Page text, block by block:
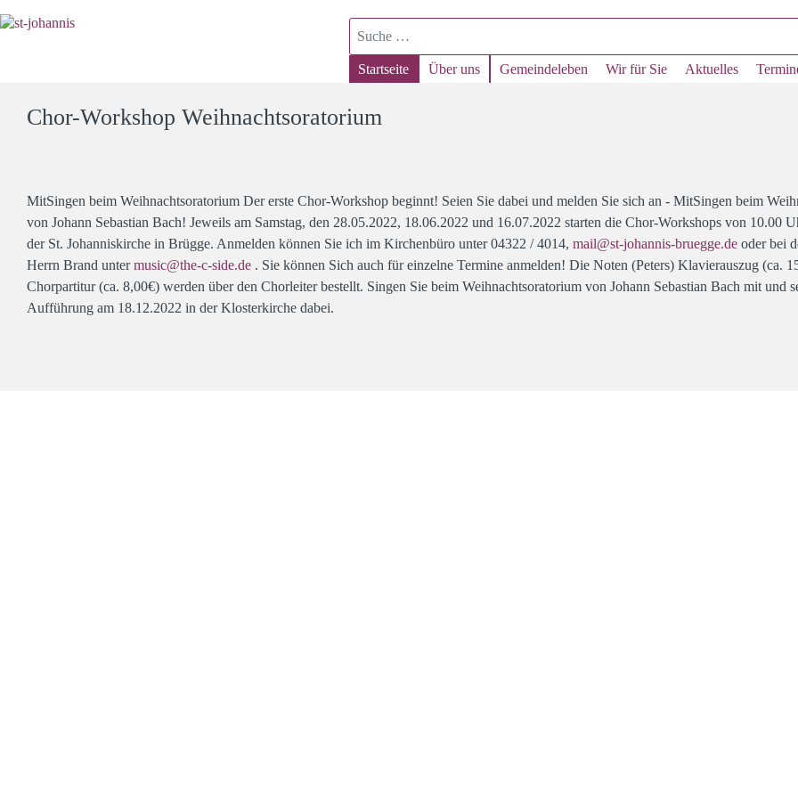
Suchen
Startseite Über uns Gemeindeleben Wir für Sie Aktuelles
Chor-Workshop Weihnachtsoratorium
MitSingen beim Weihnachtsoratorium Der erste Chor-Workshop beginnt! Seien Sie dabei und melden Sie sich an - MitSingen beim
von Johann Sebastian Bach! Jeweils am Samstag, den 28.05.2022, 18.06.2022 und 16.07.2022 starten die Chor-Workshops von 10.00
der St. Johanniskirche in Brügge. Anmelden können Sie ich im Kirchenbüro unter 04322 / 4014, mail@st-johannis-bruegge.de oder bei
Herrn Brand untermusic@the-c-side.de . Sie können Sich auch für einzelne Termine anmelden! Die Noten (Peters) Klavierauszug (ca.
Chorpartitur (ca. 8,00€) werden über den Chorleiter bestellt. Singen Sie beim Weihnachtsoratorium von Johann Sebastian Bach mit und
Aufführung am 18.12.2022 in der Klosterkirche dabei.